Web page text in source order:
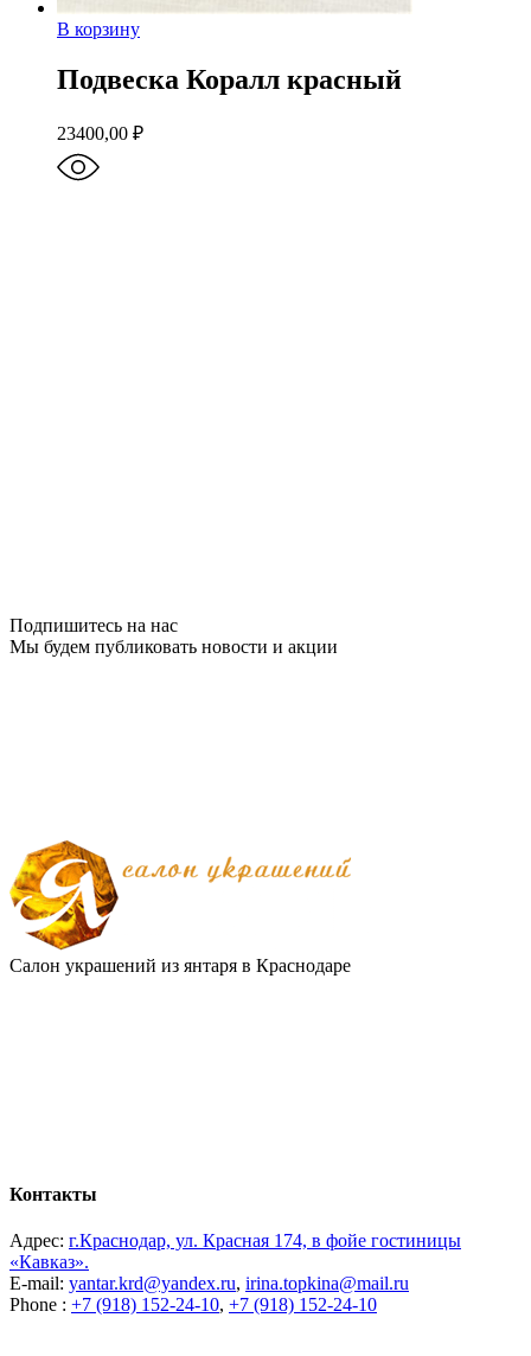
В корзину
Подвеска Коралл красный
23400,00 ₽
Подпишитесь на нас
Мы будем публиковать новости и акции
Салон украшений из янтаря в Краснодаре
Контакты
Адрес: г.Краснодар, ул. Красная 174, в фойе гостиницы
«Кавказ».
E-mail: yantar.krd@yandex.ru, irina.topkina@mail.ru
Phone : +7 (918) 152-24-10, +7 (918) 152-24-10